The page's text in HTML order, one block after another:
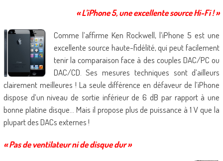
« L’iPhone 5, une excellente source Hi-Fi ! »
Comme l’affirme Ken Rockwell, l’iPhone 5 est une
excellente source haute-fidélité, qui peut facilement
tenir la comparaison face à des couples DAC/PC ou
DAC/CD. Ses mesures techniques sont d’ailleurs
clairement meilleures ! La seule différence en défaveur de l’iPhone
dispose d’un niveau de sortie inférieur de 6 dB par rapport à une
bonne platine disque… Mais il propose plus de puissance à 1 V que la
plupart des DACs externes !
« Pas de ventilateur ni de disque dur »